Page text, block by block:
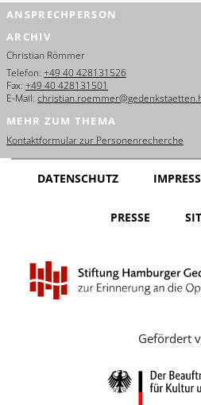
Français
Dansk
Español
Nederlands
Português
Русский
ANSPRECHPERSON
ARCHIV
Christian Römmer
Telefon: +49 40 428131526
Fax: +49 40 428131501
E-Mail:
MEHR ZUM THEMA
Kontaktformular zur Personenrecherche
DATENSCHUTZ
PRESSE
Gefördert